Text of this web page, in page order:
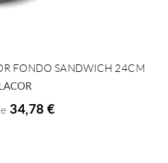
INFO
FONDO SANDWICH 24CM
34,78 €